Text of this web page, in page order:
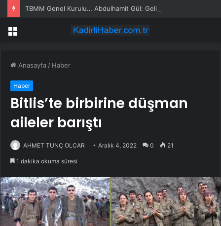
Menü
Anasayfa / Haber
Haber
Bitlis’te birbirine düşman
aileler barıştı
AHMET TUNÇ OLCAR Aralık 4, 2022 0 21
1 dakika okuma süresi